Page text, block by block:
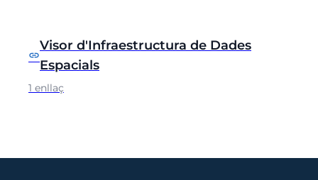
link
Visor d'Infraestructura de Dades
Espacials
1 enllaç